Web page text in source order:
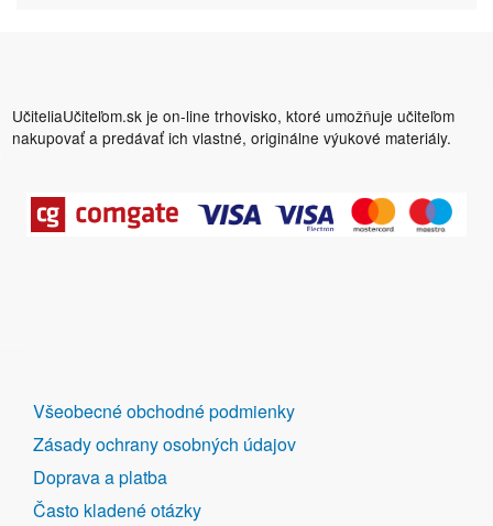
UčiteliaUčiteľom.sk je on-line trhovisko, ktoré umožňuje učiteľom
nakupovať a predávať ich vlastné, originálne výukové materiály.
DALŠÍ
ODKAZY
Všeobecné obchodné podmienky
Zásady ochrany osobných údajov
Doprava a platba
Často kladené otázky